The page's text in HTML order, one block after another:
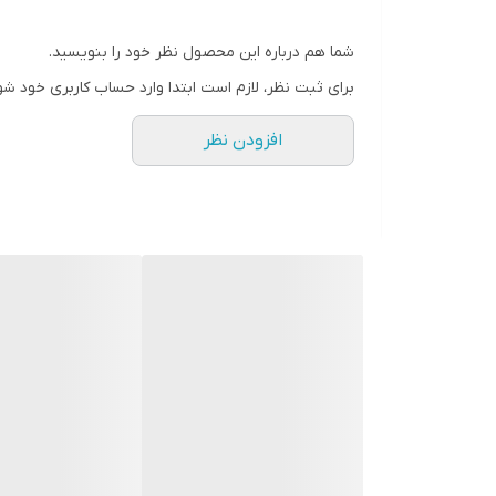
شما هم درباره این محصول نظر خود را بنویسید.
برای ثبت نظر، لازم است ابتدا وارد حساب کاربری خود
افزودن نظر